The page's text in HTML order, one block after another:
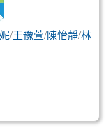
/王豫萱/陳怡靜/林